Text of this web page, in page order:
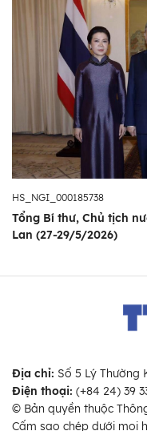
HS_NGI_000185738
Tổng Bí thư, Chủ tịch
Lan (27-29/5/2026)
Địa chỉ: Số 5 Lý Thường
Điện thoại: (+84 24) 39
© Bản quyền thuộc
Cấm sao chép dưới mọi